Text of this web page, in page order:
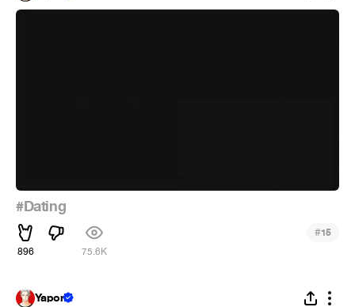
#Dating
896 75.6K
#15
Yapon